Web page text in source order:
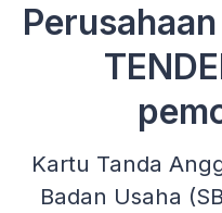
Kartu Tanda
Badan Usaha